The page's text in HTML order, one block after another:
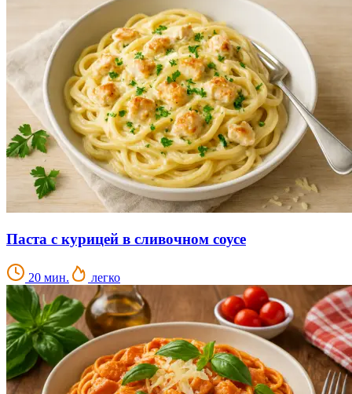
Паста с курицей в сливочном соусе
20 мин. легко